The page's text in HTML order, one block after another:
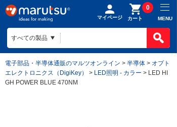
マイページ カート
0
MENU
電子部品・半導体通販のマルツオンライン > 半導体 > オプト
エレクトロニクス（DigiKey）
> LED照明 - カラー > LED HI
GH POWER BLUE 470NM